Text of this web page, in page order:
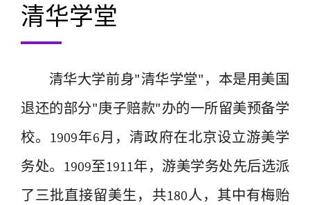
清华学堂
清华大学前身"清华学堂"，本是用美国
退还的部分"庚子赔款"办的一所留美预备学
校。1909年6月，清政府在北京设立游美学
务处。1909至1911年，游美学务处先后选派
了三批直接留美生，共180人，其中有梅贻